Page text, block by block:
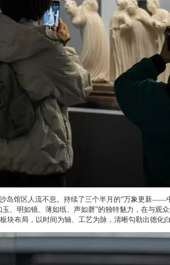
岛馆区人流不息。持续了三个半月的“万象更新——
、明如镜、薄如纸、声如磬”的独特魅力，在与观
块布局，以时间为轴、工艺为脉，清晰勾勒出德化